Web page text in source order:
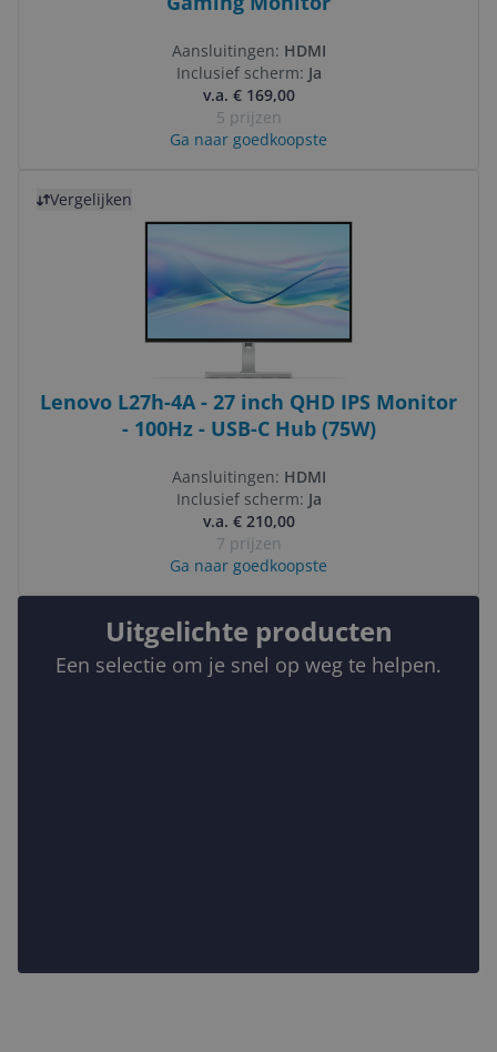
Aansluitingen: HDMI
Inclusief scherm: Ja
v.a. € 169,00
5 prijzen
Ga naar goedkoopste
Vergelijken
Lenovo L27h-4A - 27 inch QHD IPS Monitor
- 100Hz - USB-C Hub (75W)
Aansluitingen: HDMI
Inclusief scherm: Ja
v.a. € 210,00
7 prijzen
Ga naar goedkoopste
Uitgelichte producten
Een selectie om je snel op weg te helpen.